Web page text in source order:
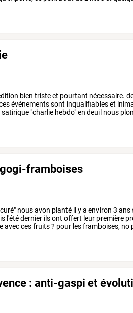
bien tristeet pourtant nécessaire.
événementssont inqualifiableset
satirique "charlie hebdo"en deuil nous
framboises
curé" nousavon planté il ya environ 3 ans
l'étédernier ilsont offert leur première
aveccesfruits? pour lesframboises, no
: anti-gaspi et